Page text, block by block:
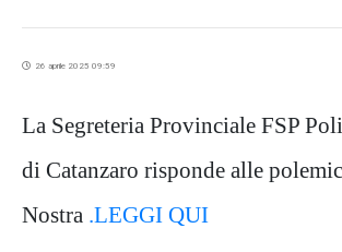
26 aprile 2025 09:59
La Segreteria Provinciale FSP
di Catanzaro risponde alle
Nostra .LEGGI QUI